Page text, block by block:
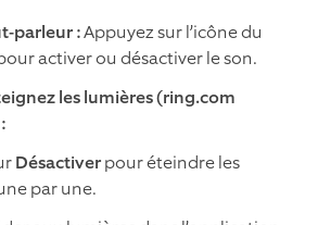
parleur :Appuyez sur l’icône du
activer ou désactiver le son.
les lumières (ring.com
Désactiverpour éteindre les
par une.